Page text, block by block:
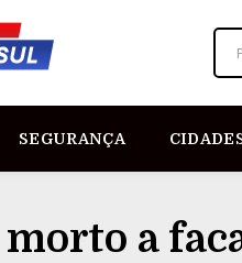
SEGURANÇA
a